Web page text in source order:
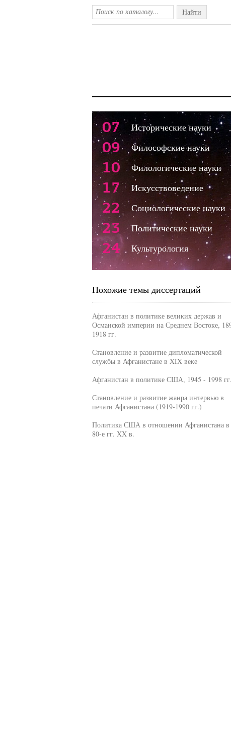
Найти
07 Исторические науки
09 Философские науки
10 Филологические науки
17 Искусствоведение
22 Социологические науки
23 Политические науки
24 Культурология
Похожие темы диссертаций
Афганистан в политике великих держав и
Османской империи на Среднем Востоке,
1918 гг.
Становление и развитие дипломатической
службы в Афганистане в XIX веке
Афганистан в политике США, 1945 - 1998 гг.
Становление и развитие жанра интервью в
печати Афганистана (1919-1990 гг.)
Политика США в отношении Афганистана в
80-е гг. XX в.